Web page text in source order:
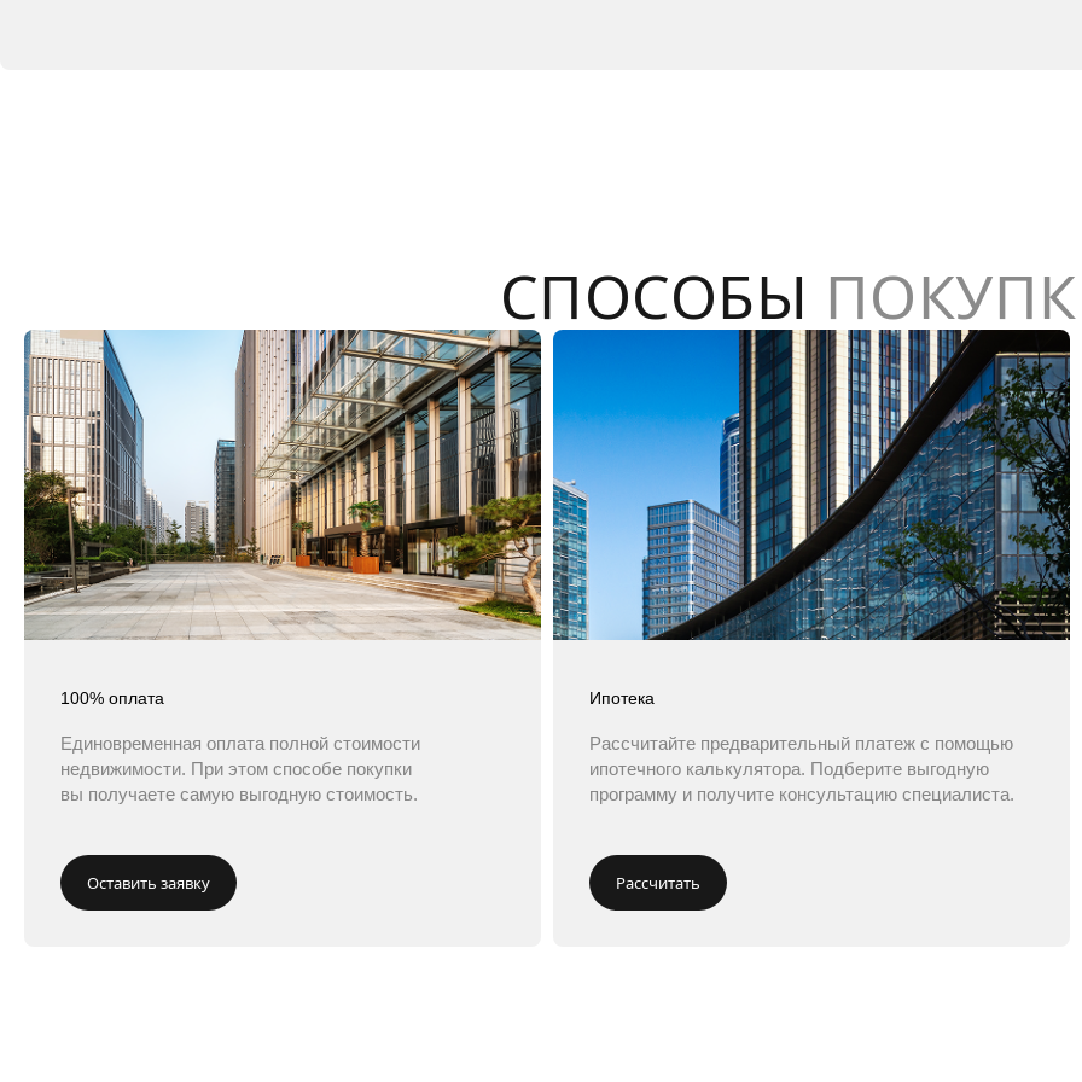
СПОСОБЫ
100% оплата
Единовременная оплата полной стоимости
недвижимости. При этом способе покупки
вы получаете самую выгодную стоимость.
Оставить заявку
Ипотека
Рассчитайте предварительный платеж с помощью
ипотечного калькулятора. Подберите выгодную
программу и получите консультацию специалиста.
Рассчитать